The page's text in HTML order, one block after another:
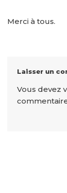
Merci à tous.
Laisser un
Vous devez